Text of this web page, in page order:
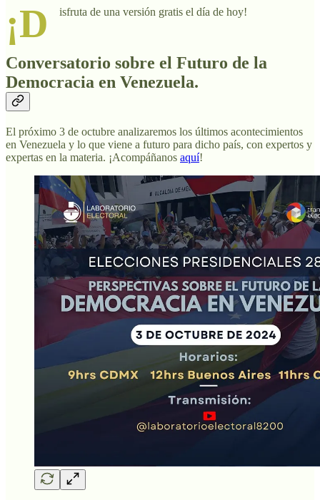
¡D isfruta de una versión gratis el día de hoy!
Conversatorio sobre el Futuro de la
Democracia en Venezuela.
El próximo 3 de octubre analizaremos los últimos acontecimientos
en Venezuela y lo que viene a futuro para dicho país, con expertos y
expertas en la materia. ¡Acompáñanos aquí!